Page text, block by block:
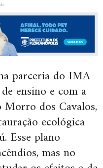
parceria do IMA
ensino e com a
dos Cavalos,
ecológica
Esse plano
mas no